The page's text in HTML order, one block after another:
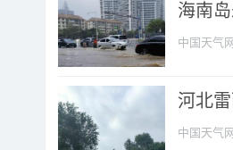
海南
中国天气网
河北
中国天气网